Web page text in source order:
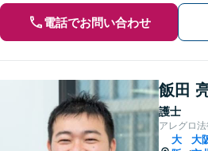
電話でお問い合わせ
飯田
護士
アレグロ
大
大